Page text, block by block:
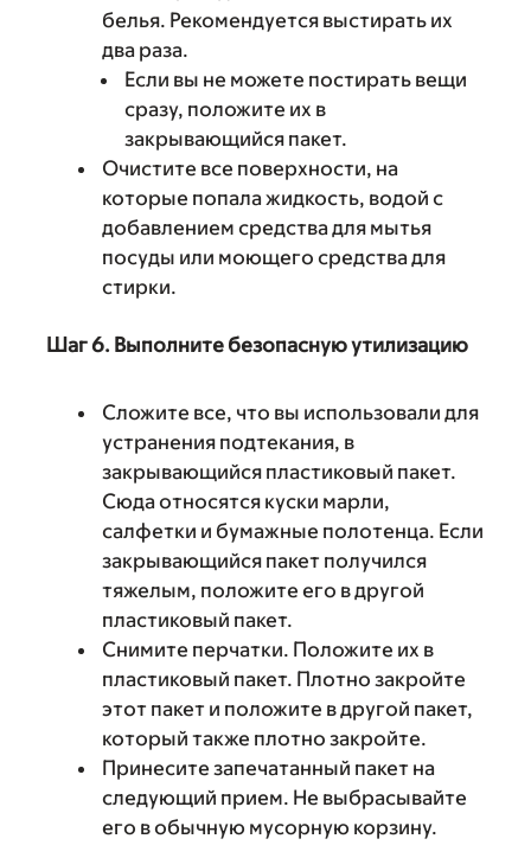
белья. Рекомендуется выстирать их
два раза.
Если вы не можете постирать вещи
сразу, положите их в
закрывающийся пакет.
Очистите все поверхности, на
которые попала жидкость, водой с
добавлением средства для мытья
посуды или моющего средства для
стирки.
Шаг 6. Выполните безопасную утилизацию
Сложите все, что вы использовали для
устранения подтекания, в
закрывающийся пластиковый пакет.
Сюда относятся куски марли,
салфетки и бумажные полотенца. Если
закрывающийся пакет получился
тяжелым, положите его в другой
пластиковый пакет.
Снимите перчатки. Положите их в
пластиковый пакет. Плотно закройте
этот пакет и положите в другой пакет,
который также плотно закройте.
Принесите запечатанный пакет на
следующий прием. Не выбрасывайте
его в обычную мусорную корзину.